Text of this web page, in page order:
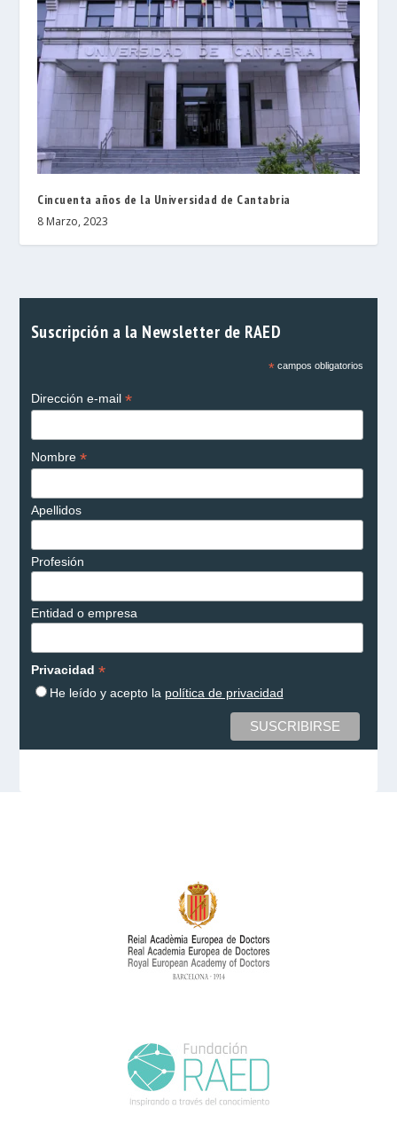
Cincuenta años de la Universidad de Cantabria
8 Marzo, 2023
Suscripción a la Newsletter de RAED
*campos obligatorios
Dirección e-mail *
Nombre *
Apellidos
Profesión
Entidad o empresa
Privacidad *
He leído y acepto la política de privacidad